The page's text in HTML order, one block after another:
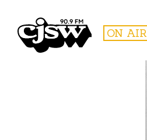
CJSW ON AIR